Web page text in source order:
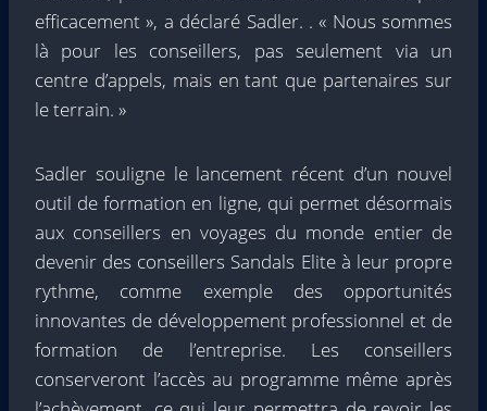
efficacement », a déclaré Sadler. . « Nous sommes
là pour les conseillers, pas seulement via un
centre d’appels, mais en tant que partenaires sur
le terrain. »
Sadler souligne le lancement récent d’un nouvel
outil de formation en ligne, qui permet désormais
aux conseillers en voyages du monde entier de
devenir des conseillers Sandals Elite à leur propre
rythme, comme exemple des opportunités
innovantes de développement professionnel et de
formation de l’entreprise. Les conseillers
conserveront l’accès au programme même après